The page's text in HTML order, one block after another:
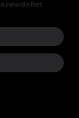
newsletter.